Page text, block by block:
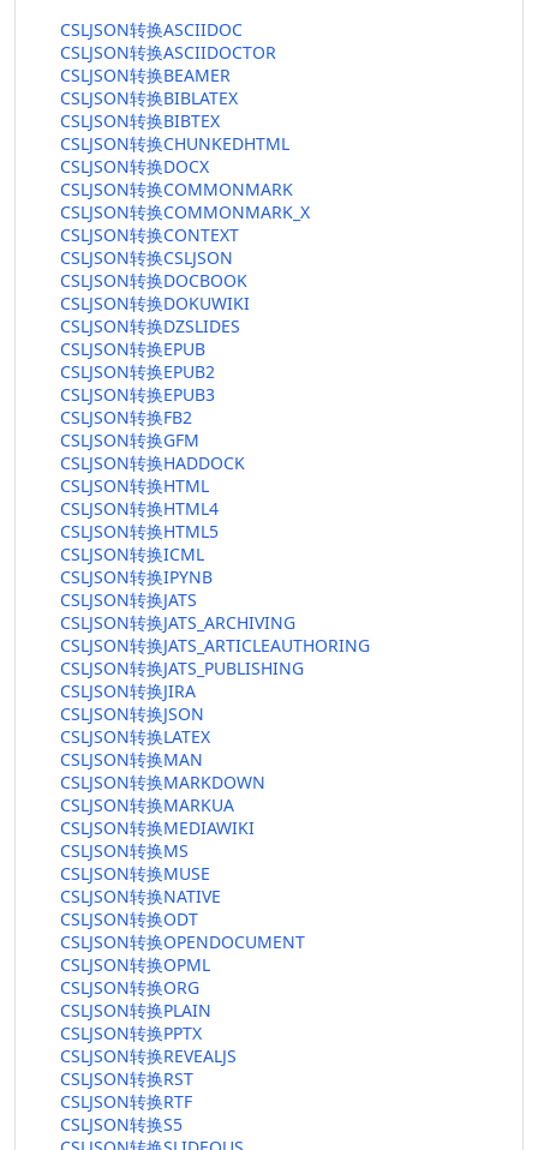
CSLJSON转换ASCIIDOC
CSLJSON转换ASCIIDOCTOR
CSLJSON转换BEAMER
CSLJSON转换BIBLATEX
CSLJSON转换BIBTEX
CSLJSON转换CHUNKEDHTML
CSLJSON转换DOCX
CSLJSON转换COMMONMARK
CSLJSON转换COMMONMARK_X
CSLJSON转换CONTEXT
CSLJSON转换CSLJSON
CSLJSON转换DOCBOOK
CSLJSON转换DOKUWIKI
CSLJSON转换DZSLIDES
CSLJSON转换EPUB
CSLJSON转换EPUB2
CSLJSON转换EPUB3
CSLJSON转换FB2
CSLJSON转换GFM
CSLJSON转换HADDOCK
CSLJSON转换HTML
CSLJSON转换HTML4
CSLJSON转换HTML5
CSLJSON转换ICML
CSLJSON转换IPYNB
CSLJSON转换JATS
CSLJSON转换JATS_ARCHIVING
CSLJSON转换JATS_ARTICLEAUTHORING
CSLJSON转换JATS_PUBLISHING
CSLJSON转换JIRA
CSLJSON转换JSON
CSLJSON转换LATEX
CSLJSON转换MAN
CSLJSON转换MARKDOWN
CSLJSON转换MARKUA
CSLJSON转换MEDIAWIKI
CSLJSON转换MS
CSLJSON转换MUSE
CSLJSON转换NATIVE
CSLJSON转换ODT
CSLJSON转换OPENDOCUMENT
CSLJSON转换OPML
CSLJSON转换ORG
CSLJSON转换PLAIN
CSLJSON转换PPTX
CSLJSON转换REVEALJS
CSLJSON转换RST
CSLJSON转换RTF
CSLJSON转换S5